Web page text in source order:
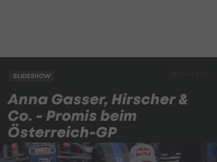
SLIDESHOW
Anna Gasser, Hirscher &
Co. - Promis beim
Österreich-GP